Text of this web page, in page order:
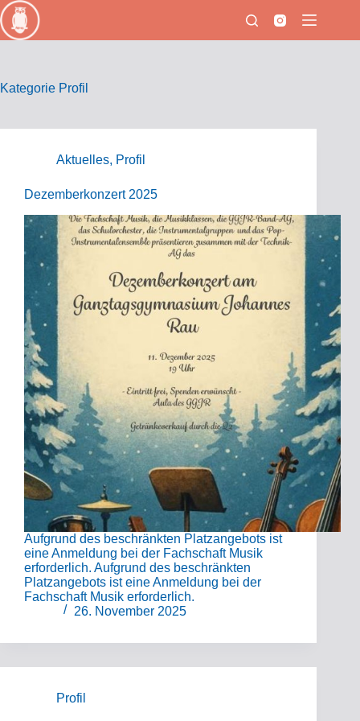
Zum
Inhalt
springen
Kategorie Profil
Aktuelles, Profil
Dezemberkonzert 2025
Aufgrund des beschränkten Platzangebots ist
eine Anmeldung bei der Fachschaft Musik
erforderlich. Aufgrund des beschränkten
Platzangebots ist eine Anmeldung bei der
Fachschaft Musik erforderlich.
26. November 2025
Profil